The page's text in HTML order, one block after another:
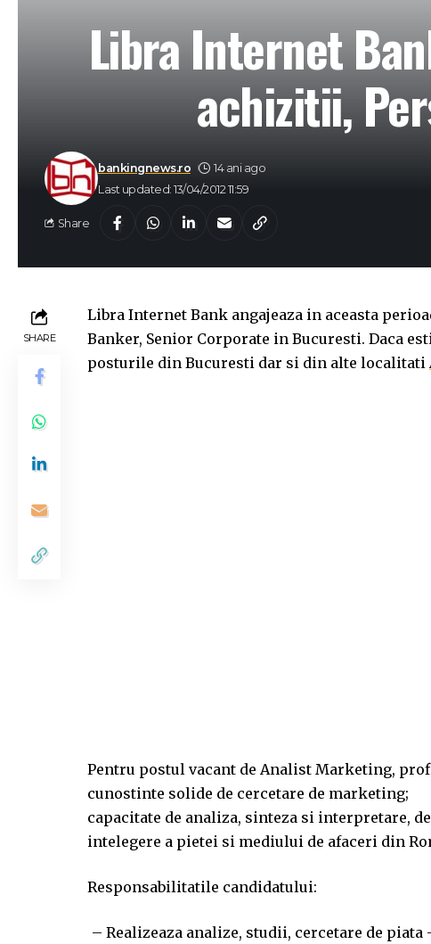
Libra Internet
achizitii,
Last updated: 13/04/2012 11:59
bankingnews.ro 14 ani ago
Share
SHARE
Libra Internet Bank angajeaza in aceasta
Banker, Senior Corporate in Bucuresti. Daca
posturile din Bucuresti dar si din alte localitati
Pentru postul vacant de Analist Marketing,
cunostinte solide de cercetare de marketing;
capacitate de analiza, sinteza si interpretare,
intelegere a pietei si mediului de afaceri din
Responsabilitatile candidatului:
– Realizeaza analize, studii, cercetare de